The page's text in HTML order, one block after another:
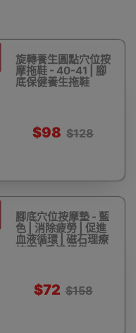
旋轉養生圓點穴位按
摩拖鞋 - 40-41 | 腳
底保健養生拖鞋
$98 $128
腳底穴位按摩墊 - 藍
色 | 消除疲勞 | 促進
血液循環 | 磁石理療
按摩 | 香港行貨
$72 $158